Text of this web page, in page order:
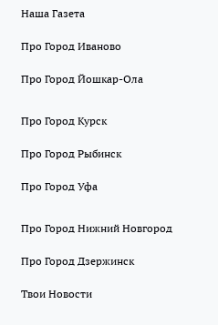
Наша Газета
Про Город Иваново
Про Город Йошкар-Ола
Про Город Курск
Про Город Рыбинск
Про Город Уфа
Про Город Нижний Новгород
Про Город Дзержинск
Твои Новости